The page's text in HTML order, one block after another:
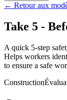
← Retour aux
Take 5 -
A quick 5-step
Helps workers
to ensure a safe
Construction